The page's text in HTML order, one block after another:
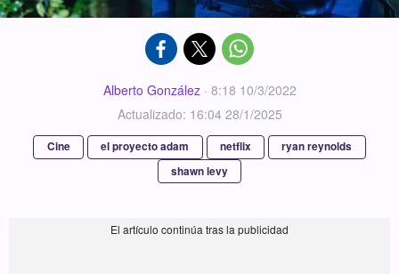
Alberto González· 8:18 10/3/2022
Actualizado: 16:04 28/1/2025
Cine el proyecto adam netflix
ryan reynolds
shawn levy